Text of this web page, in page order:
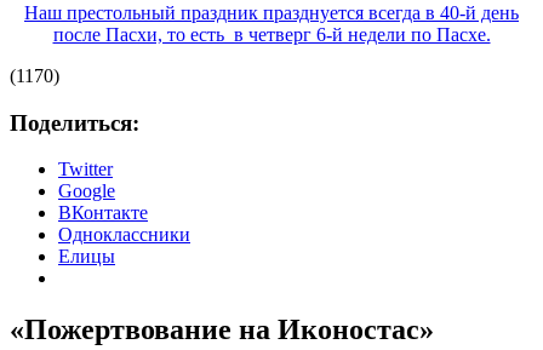
Наш престольный праздник празднуется всегда в 40-й день
после Пасхи, то есть в четверг 6-й недели по Пасхе.
(1170)
Поделиться:
Twitter
Google
ВКонтакте
Одноклассники
Елицы
«Пожертвование на Иконостас»